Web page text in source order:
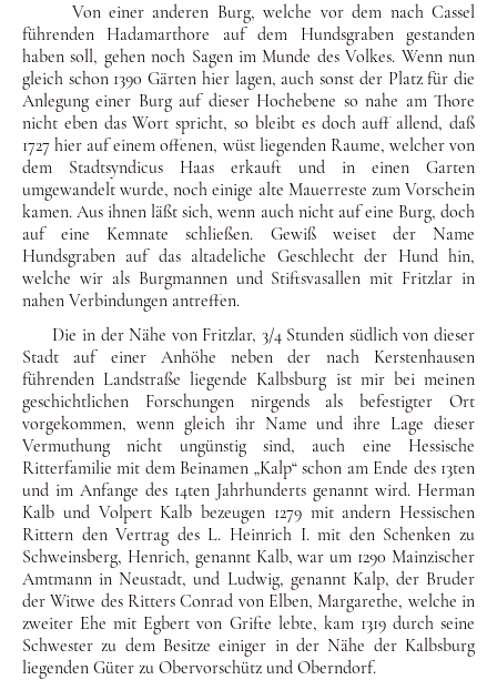
Von einer anderen Burg, welche vor dem nach Cassel
führenden Hadamarthore auf dem Hundsgraben gestanden
haben soll, ge­hen noch Sagen im Munde des Volkes. Wenn nun
gleich schon 1390 Gärten hier lagen, auch sonst der Platz für die
Anlegung einer Burg auf dieser Hochebene so nahe am Thore
nicht eben das Wort spricht, so bleibt es doch auff allend, daß
1727 hier auf einem offenen, wüst liegenden Raume, welcher von
dem Stadt­syndicus Haas erkauft und in einen Garten
umgewandelt wur­de, noch einige alte Mauerreste zum Vorschein
kamen. Aus ih­nen läßt sich, wenn auch nicht auf eine Burg, doch
auf eine Kem­nate schließen. Gewiß weiset der Name
Hundsgraben auf das al­tadeliche Geschlecht der Hund hin,
welche wir als Burgmannen und Stiftsvasallen mit Fritzlar in
nahen Verbindungen antref­fen.
Die in der Nähe von Fritzlar, 3/4 Stunden südlich von dieser
Stadt auf einer Anhöhe neben der nach Kerstenhausen
führen­den Landstraße liegende Kalbsburg ist mir bei meinen
ge­schichtlichen Forschungen nirgends als befestigter Ort
vorge­kommen, wenn gleich ihr Name und ihre Lage dieser
Vermu­thung nicht ungünstig sind, auch eine Hessische
Ritterfamilie mit dem Beinamen „Kalp“ schon am Ende des 13ten
und im An­fange des 14ten Jahrhunderts genannt wird. Herman
Kalb und Volpert Kalb bezeugen 1279 mit andern Hessischen
Rittern den Vertrag des L. Heinrich I. mit den Schenken zu
Schweinsberg, Henrich, genannt Kalb, war um 1290 Mainzischer
Amtmann in Neustadt, und Ludwig, genannt Kalp, der Bruder
der Witwe des Ritters Conrad von Elben, Margarethe, welche in
zweiter Ehe mit Egbert von Grifte lebte, kam 1319 durch seine
Schwe­ster zu dem Besitze einiger in der Nähe der Kalbsburg
liegenden Güter zu Obervorschütz und Oberndorf.